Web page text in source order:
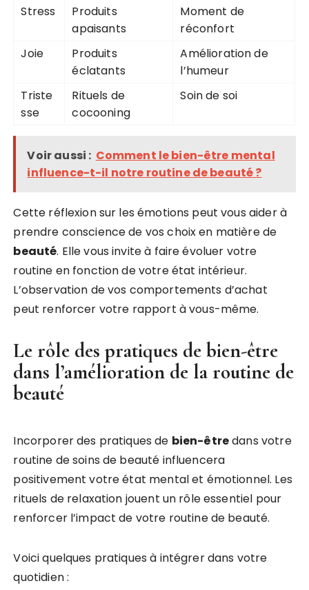
Stress
Produits
apaisants
Moment de
réconfort
Joie
Produits
éclatants
Amélioration de
l’humeur
Triste
sse
Rituels de
cocooning
Soin de soi
Voir aussi : Comment le bien-être mental
influence-t-il notre routine de beauté ?
Cette réflexion sur les émotions peut vous aider à
prendre conscience de vos choix en matière de
beauté. Elle vous invite à faire évoluer votre
routine en fonction de votre état intérieur.
L’observation de vos comportements d’achat
peut renforcer votre rapport à vous-même.
Le rôle des pratiques de bien-être
dans l’amélioration de la routine de
beauté
Incorporer des pratiques de bien-êtredans votre
routine de soins de beauté influencera
positivement votre état mental et émotionnel. Les
rituels de relaxation jouent un rôle essentiel pour
renforcer l’impact de votre routine de beauté.
Voici quelques pratiques à intégrer dans votre
quotidien :